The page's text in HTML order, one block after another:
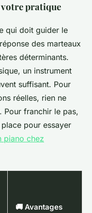
pratique
qui doit guider le
des marteaux
déterminants.
un instrument
suffisant. Pour
réelles, rien ne
Pour franchir le pas,
pour essayer
piano chez
🚚 Avantages